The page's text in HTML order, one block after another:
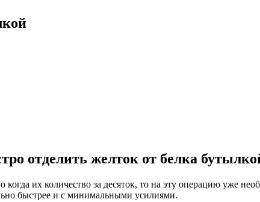
отделить желток от белка
их количество за десяток, то на эту операцию уже
быстрее и с минимальными усилиями.